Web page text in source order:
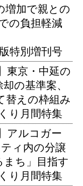
増加で親との
の負担軽減
特別増刊号
東京・中延の
の基準案、
替えの枠組み
り月間特集
アルコガー
ィ内の分譲
まち」目指す
り月間特集